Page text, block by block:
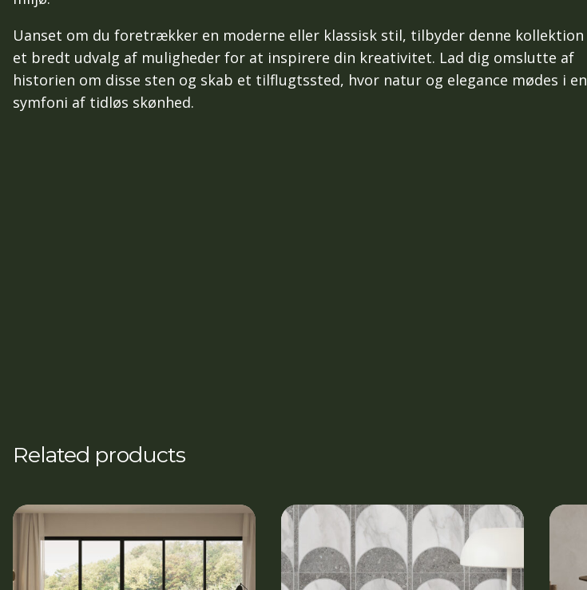
Uanset om du foretrækker en moderne eller klassisk stil, tilbyder denne kollektion
et bredt udvalg af muligheder for at inspirere din kreativitet. Lad dig omslutte af
historien om disse sten og skab et tilflugtssted, hvor natur og elegance mødes i en
symfoni af tidløs skønhed.
Related products